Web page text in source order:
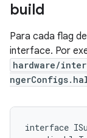
build
Para cada flag
interface. Por
hardware/
interface